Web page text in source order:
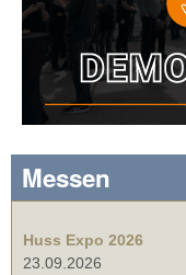
Messen
Huss Expo 2026
23.09.2026